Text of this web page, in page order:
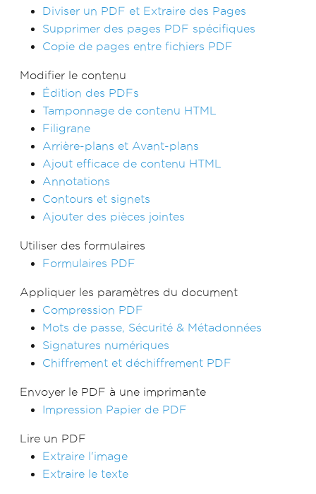
Diviser un PDF et Extraire des Pages
Supprimer des pages PDF spécifiques
Copie de pages entre fichiers PDF
Modifier le contenu
Édition des PDFs
Tamponnage de contenu HTML
Filigrane
Arrière-plans et Avant-plans
Ajout efficace de contenu HTML
Annotations
Contours et signets
Ajouter des pièces jointes
Utiliser des formulaires
Formulaires PDF
Appliquer les paramètres du document
Compression PDF
Mots de passe, Sécurité & Métadonnées
Signatures numériques
Chiffrement et déchiffrement PDF
Envoyer le PDF à une imprimante
Impression Papier de PDF
Lire un PDF
Extraire l'image
Extraire le texte